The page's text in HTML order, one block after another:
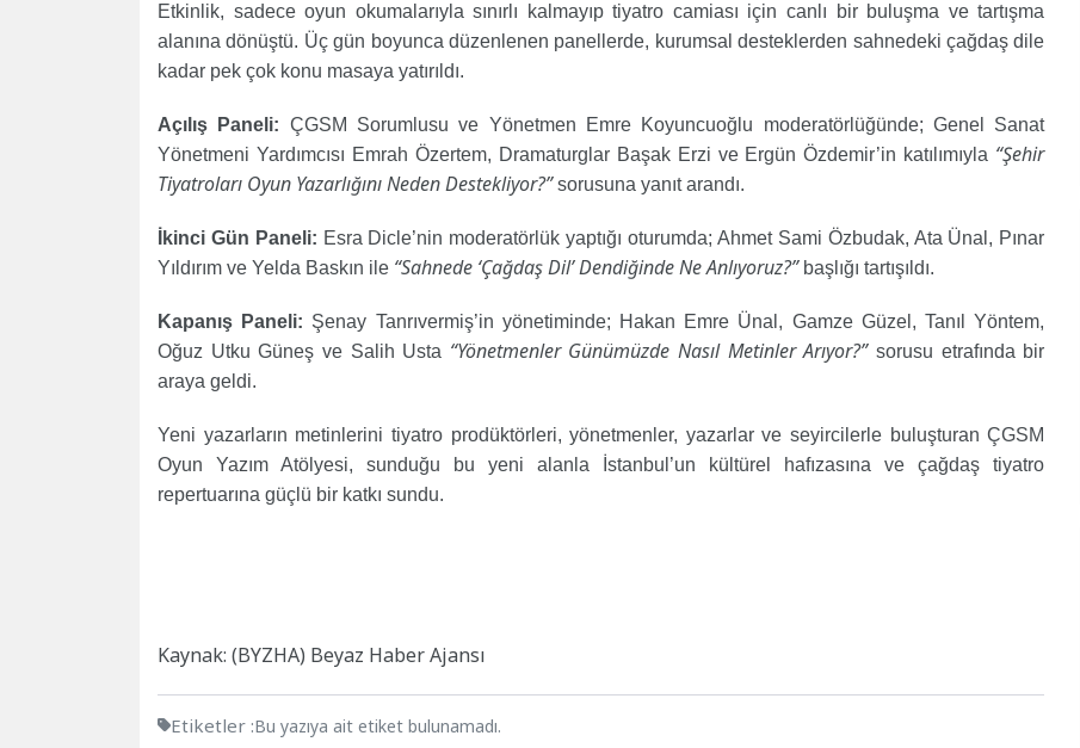
Etkinlik, sadece oyun okumalarıyla sınırlı kalmayıp tiyatro camiası için canlı bir buluşma ve tartışma
alanına dönüştü. Üç gün boyunca düzenlenen panellerde, kurumsal desteklerden sahnedeki çağdaş dile
kadar pek çok konu masaya yatırıldı.
Açılış Paneli: ÇGSM Sorumlusu ve Yönetmen Emre Koyuncuoğlu moderatörlüğünde; Genel Sanat
Yönetmeni Yardımcısı Emrah Özertem, Dramaturglar Başak Erzi ve Ergün Özdemir’in katılımıyla “Şehir
Tiyatroları Oyun Yazarlığını Neden Destekliyor?”sorusuna yanıt arandı.
İkinci Gün Paneli: Esra Dicle’nin moderatörlük yaptığı oturumda; Ahmet Sami Özbudak, Ata Ünal, Pınar
Yıldırım ve Yelda Baskın ile “Sahnede ‘Çağdaş Dil’ Dendiğinde Ne Anlıyoruz?”başlığı tartışıldı.
Kapanış Paneli: Şenay Tanrıvermiş’in yönetiminde; Hakan Emre Ünal, Gamze Güzel, Tanıl Yöntem,
Oğuz Utku Güneş ve Salih Usta “Yönetmenler Günümüzde Nasıl Metinler Arıyor?”sorusu etrafında bir
araya geldi.
Yeni yazarların metinlerini tiyatro prodüktörleri, yönetmenler, yazarlar ve seyircilerle buluşturan ÇGSM
Oyun Yazım Atölyesi, sunduğu bu yeni alanla İstanbul’un kültürel hafızasına ve çağdaş tiyatro
repertuarına güçlü bir katkı sundu.
Kaynak: (BYZHA) Beyaz Haber Ajansı
Etiketler :Bu yazıya ait etiket bulunamadı.